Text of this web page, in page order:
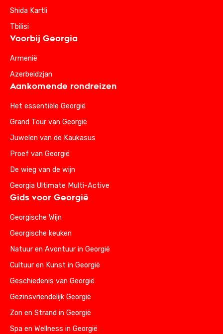
Shida Kartli
Tbilisi
Voorbij Georgia
Armenië
Azerbeidzjan
Aankomende rondreizen
Het essentiële Georgië
Grand Tour van Georgië
Juwelen van de Kaukasus
Proef van Georgië
De wieg van de wijn
Georgia Ultimate Multi-Active
Gids voor Georgië
Georgische Wijn
Georgische keuken
Natuur en Avontuur in Georgië
Cultuur en Kunst in Georgië
Geschiedenis van Georgië
Gezinsvriendelijk Georgië
Zon en Strand in Georgië
Spa en Wellness in Georgië